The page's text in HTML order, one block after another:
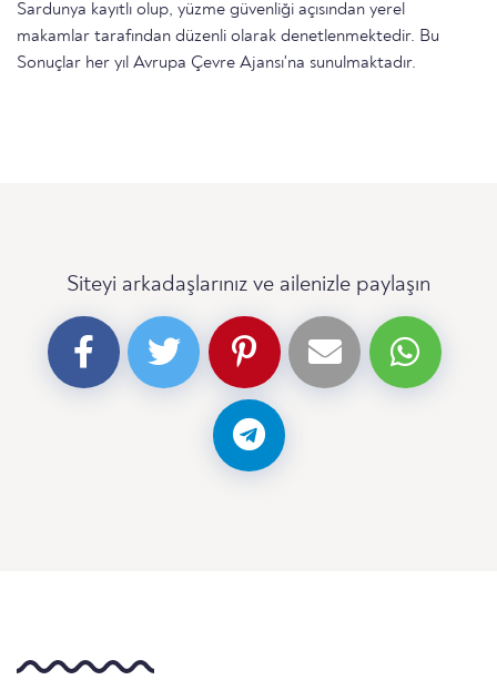
Sardunya kayıtlı olup, yüzme güvenliği açısından yerel
makamlar tarafından düzenli olarak denetlenmektedir. Bu
Sonuçlar her yıl Avrupa Çevre Ajansı'na sunulmaktadır.
Siteyi arkadaşlarınız ve ailenizle paylaşın